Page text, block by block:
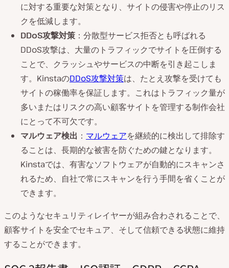
に対する重要な対策となり、サイトの侵害や停止のリス
クを低減します。
DDoS攻撃対策 ：分散型サービス拒否とも呼ばれる
DDoS攻撃は、大量のトラフィックでサイトを圧倒する
ことで、クラッシュやサービスの中断を引き起こしま
す。KinstaのDDoS攻撃対策は、たとえ攻撃を受けても
サイトの稼働率を保証します。これはトラフィック量が
多いまたはリスクの高い顧客サイトを管理する制作会社
にとって不可欠です。
マルウェア検出 ： マルウェアを継続的に検出して排除す
ることは、長期的な被害を防ぐための鍵となります。
Kinstaでは、有害なソフトウェアが自動的にスキャンさ
れるため、自社で常にスキャンを行う手間を省くことが
できます。
このようなセキュリティレイヤーが組み合わされることで、
顧客サイトを安全でセキュア、そして信頼できる状態に維持
することができます。